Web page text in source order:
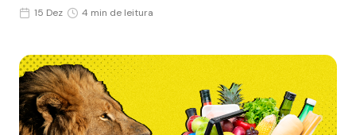
15 Dez 4 min de leitura